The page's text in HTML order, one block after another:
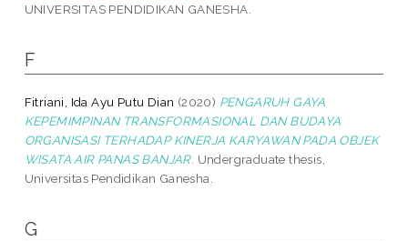
UNIVERSITAS PENDIDIKAN GANESHA.
F
Fitriani, Ida Ayu Putu Dian (2020) PENGARUH GAYA
KEPEMIMPINAN TRANSFORMASIONAL DAN BUDAYA
ORGANISASI TERHADAP KINERJA KARYAWAN PADA OBJEK
WISATA AIR PANAS BANJAR. Undergraduate thesis,
Universitas Pendidikan Ganesha.
G